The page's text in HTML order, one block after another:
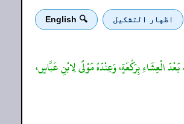
اظهار التشكيل 🔍 English
بَعْدَ الْعِشَاءِ بِرَكْعَةٍ، وَعِنْدَهُ مَوْلًى لِابْنِ عَبَّاسٍ،